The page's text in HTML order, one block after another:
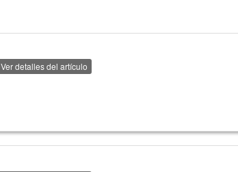
Ver detalles del artículo